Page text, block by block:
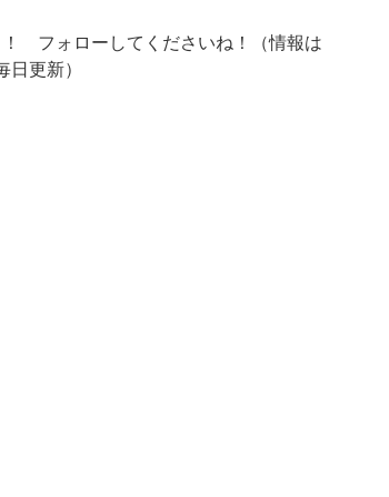
フォローしてくださいね！（情報は
日更新）